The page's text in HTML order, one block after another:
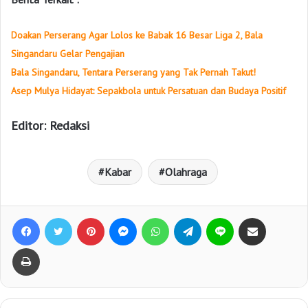
Doakan Perserang Agar Lolos ke Babak 16 Besar Liga 2, Bala
Singandaru Gelar Pengajian
Bala Singandaru, Tentara Perserang yang Tak Pernah Takut!
Asep Mulya Hidayat: Sepakbola untuk Persatuan dan Budaya Positif
Editor: Redaksi
Kabar Olahraga